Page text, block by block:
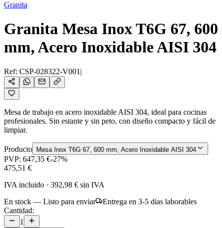
Granita
Granita Mesa Inox T6G 67, 600
mm, Acero Inoxidable AISI 304
Ref: CSP-028322-V001 |
Mesa de trabajo en acero inoxidable AISI 304, ideal para cocinas
profesionales. Sin estante y sin peto, con diseño compacto y fácil de
limpiar.
Producto Mesa Inox T6G 67, 600 mm, Acero Inoxidable AISI 304
PVP: 647,35 €-27%
475,51 €
IVA incluido · 392,98 € sin IVA
En stock — Listo para enviar
Entrega en 3-5 dias laborables
Cantidad:
1